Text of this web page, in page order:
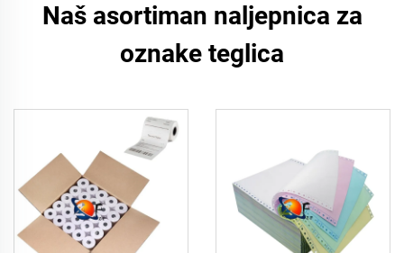
Naš asortiman naljepnica za
oznake teglica